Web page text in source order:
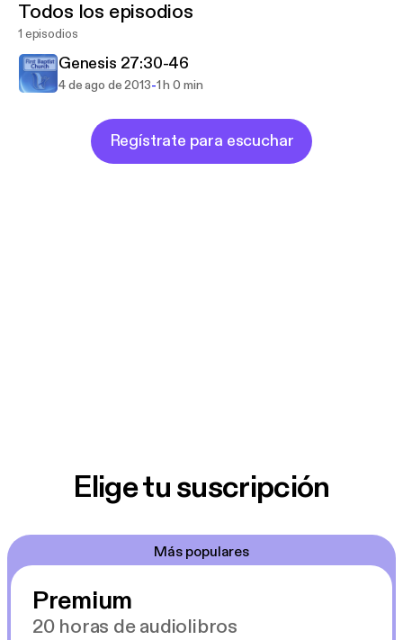
Todos los episodios
1 episodios
Genesis 27:30-46
4 de ago de 2013-1 h 0 min
Regístrate para escuchar
Elige tu suscripción
Más populares
Premium
20 horas de audiolibros